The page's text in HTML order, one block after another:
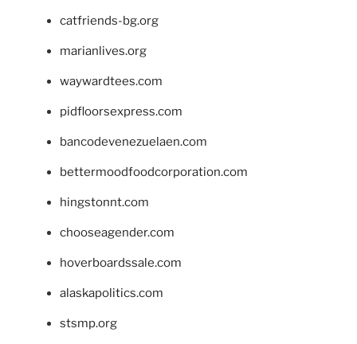
catfriends-bg.org
marianlives.org
waywardtees.com
pidfloorsexpress.com
bancodevenezuelaen.com
bettermoodfoodcorporation.com
hingstonnt.com
chooseagender.com
hoverboardssale.com
alaskapolitics.com
stsmp.org